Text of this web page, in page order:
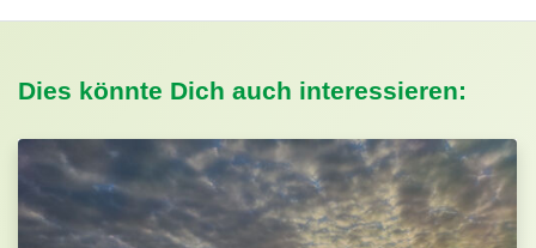
Dies könnte Dich auch interessieren: